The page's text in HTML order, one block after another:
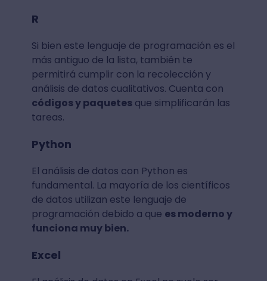
R
Si bien este lenguaje de programación es el
más antiguo de la lista, también te
permitirá cumplir con la recolección y
análisis de datos cualitativos. Cuenta con
códigos y paquetesque simplificarán las
tareas.
Python
El análisis de datos con Python es
fundamental. La mayoría de los científicos
de datos utilizan este lenguaje de
programación debido a que es moderno y
funciona muy bien.
Excel